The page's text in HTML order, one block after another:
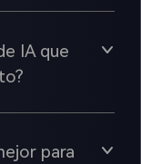
IA que
para